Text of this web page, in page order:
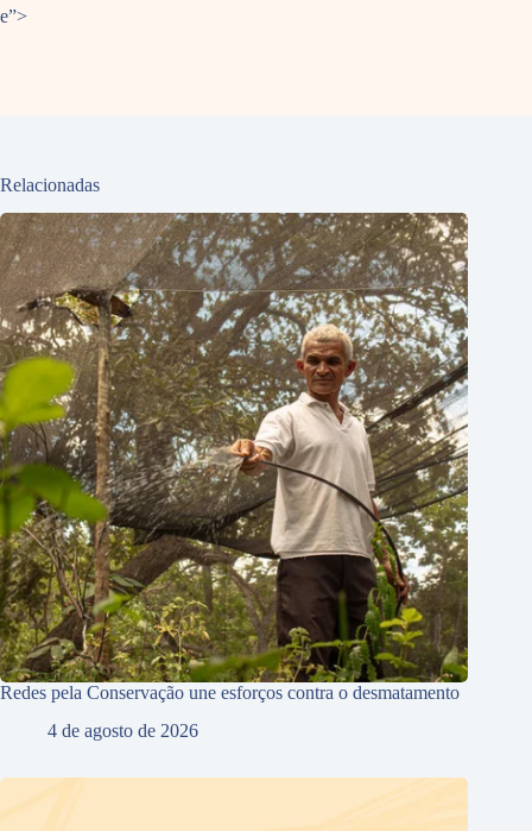
e”>
Relacionadas
Redes pela Conservação une esforços contra o desmatamento
4 de agosto de 2026